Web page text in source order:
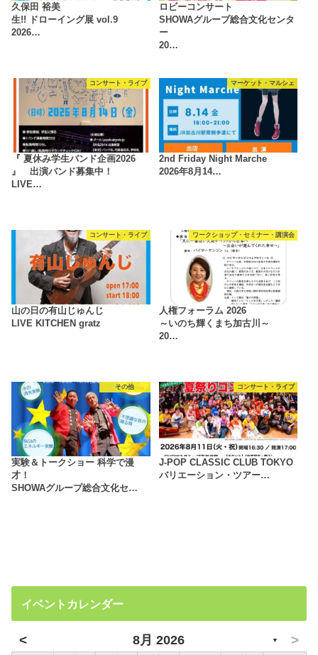
久保田 裕美
生!! ドローイング展 vol.9
2026…
ロビーコンサート
SHOWAグループ総合文化センタ
ー
20…
コンサート・ライブ
『 夏休み学生バンド企画2026
』 出演バンド募集中！
LIVE…
マーケット・マルシェ
2nd Friday Night Marche
2026年8月14…
コンサート・ライブ
山の日の有山じゅんじ
LIVE KITCHEN gratz
ワークショップ・セミナー・講演会
人権フォーラム 2026
～いのち輝くまち加古川～
20…
その他
実験＆トークショー 科学で漫
才！
SHOWAグループ総合文化セ…
コンサート・ライブ
J-POP CLASSIC CLUB TOKYO
バリエーション・ツアー…
イベントカレンダー
< 8月 2026 ▼ >